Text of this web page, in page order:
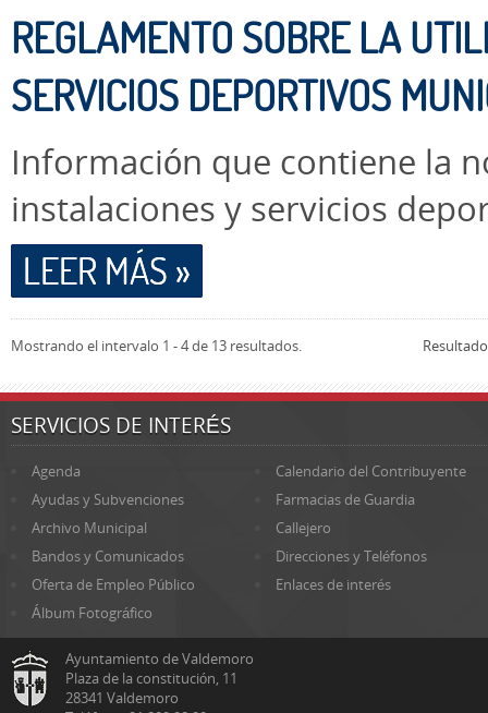
REGLAMENTO SOBRE LA
SERVICIOS DEPORTIVOS
Información que contiene la
instalaciones y servicios
LEER MÁS »
Mostrando el intervalo 1 - 4 de 13 resultados.
SERVICIOS DE INTERÉS
Agenda
Calendario del Contribuyente
Ayudas y Subvenciones
Farmacias de Guardia
Archivo Municipal
Callejero
Bandos y Comunicados
Direcciones y Teléfonos
Oferta de Empleo Público
Enlaces de interés
Álbum Fotográfico
Ayuntamiento de Valdemoro
Plaza de la constitución, 11
28341 Valdemoro